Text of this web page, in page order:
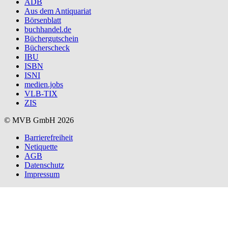
ADB
Aus dem Antiquariat
Börsenblatt
buchhandel.de
Büchergutschein
Bücherscheck
IBU
ISBN
ISNI
medien.jobs
VLB-TIX
ZIS
© MVB GmbH 2026
Barrierefreiheit
Netiquette
AGB
Datenschutz
Impressum